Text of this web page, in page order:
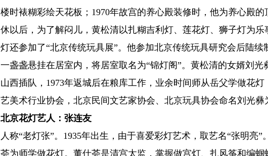
楼时裱糊彩绘天花板；1970年故宫的养心殿装修时，他为养心殿的
休以后，为了解闷儿，黄松清以扎糊吉利灯、莲花灯、狮子灯为乐
灯还参加了“北京传统玩具展”。他参加北京传统玩具研究会后陆续
一盏盏悬挂在居室内，将居室取名为“锦灯阁”。黄松清的女婿刘光
山西插队，1973年返城后在粮库工作，业余时间师从岳父学做花灯
艺美术行业协会，北京民间文艺家协会、北京玩具协会命名刘光彝
北京花灯艺人： 张连友
人称“老灯张”。1935年出生，由于喜爱彩灯艺术，取艺名“张明亮”
荟为师学做花灯。董仕荟是清宫太监，掌握做宫灯、扎风筝和编